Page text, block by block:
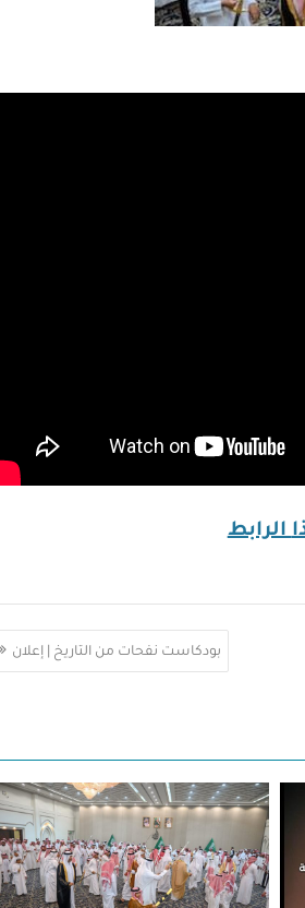
الرابط
بودكاست نفحات من التاريخ | إعلان